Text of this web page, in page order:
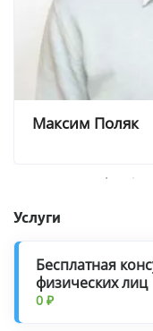
Максим Поляк
Услуги
Бесплатная
физических лиц
0 ₽